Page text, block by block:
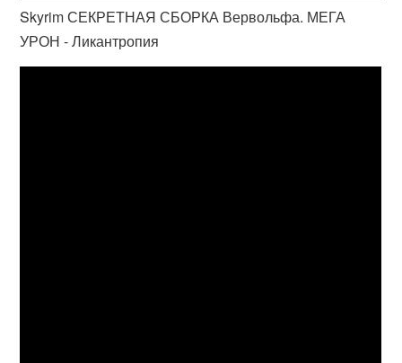
Skyrim СЕКРЕТНАЯ СБОРКА Вервольфа. МЕГА
УРОН - Ликантропия